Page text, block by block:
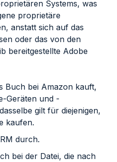
Systems, was
proprietäre
anstatt sich auf das
oder das von den
bereitgestellte Adobe
Buch bei Amazon kauft,
Geräten und -
gilt für diejenigen,
kaufen.
durch.
bei der Datei, die nach